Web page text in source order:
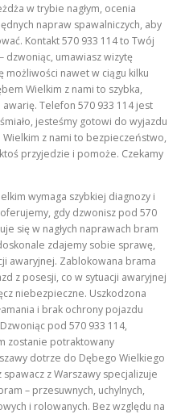
w trybie nagłym, ocenia
napraw spawalniczych, aby
Kontakt 570 933 114 to Twój
dzwoniąc, umawiasz wizytę
możliwości nawet w ciągu kilku
Wielkim z nami to szybka,
Telefon 570 933 114 jest
jesteśmy gotowi do wyjazdu
z nami to bezpieczeństwo,
przyjedzie i pomoże. Czekamy
wymaga szybkiej diagnozy i
gdy dzwonisz pod 570
się w nagłych naprawach bram
zdajemy sobie sprawę,
awaryjnej. Zablokowana brama
z posesji, co w sytuacji awaryjnej
niebezpieczne. Uszkodzona
i brak ochrony pojazdu
pod 570 933 114,
zostanie potraktowany
dotrze do Dębego Wielkiego
z Warszawy specjalizuje
– przesuwnych, uchylnych,
i rolowanych. Bez względu na